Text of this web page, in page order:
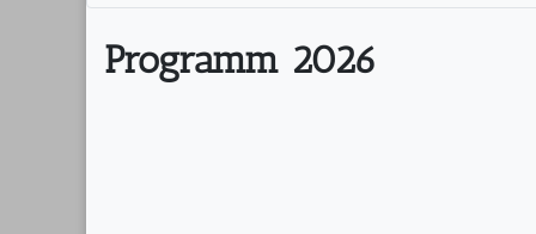
Programm 2026